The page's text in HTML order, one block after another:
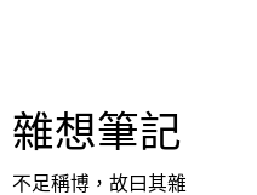
雜想筆記
不足稱博，故曰其雜